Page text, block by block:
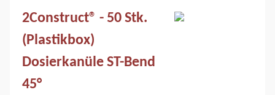
2Construct® - 50 Stk.
(Plastikbox)
Dosierkanüle ST-Bend
45°